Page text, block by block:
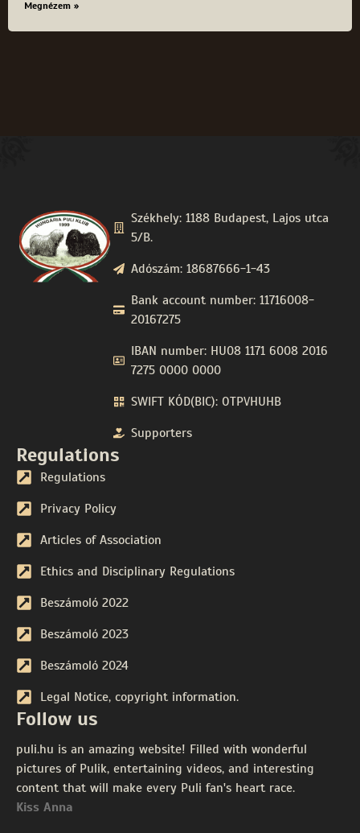
Megnézem »
Székhely: 1188 Budapest, Lajos utca
5/B.
Adószám: 18687666-1-43
Bank account number: 11716008-
20167275
IBAN number: HU08 1171 6008 2016
7275 0000 0000
SWIFT KÓD(BIC): OTPVHUHB
Supporters
Regulations
Regulations
Privacy Policy
Articles of Association
Ethics and Disciplinary Regulations
Beszámoló 2022
Beszámoló 2023
Beszámoló 2024
Legal Notice, copyright information.
Follow us
puli.hu is an amazing website! Filled with wonderful
pictures of Pulik, entertaining videos, and interesting
content that will make every Puli fan's heart race.
Kiss Anna